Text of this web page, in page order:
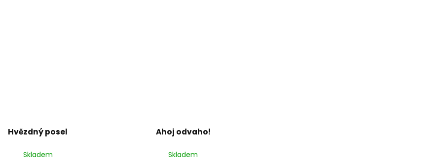
Hvězdný posel
Skladem
Ahoj odvaho!
Skladem